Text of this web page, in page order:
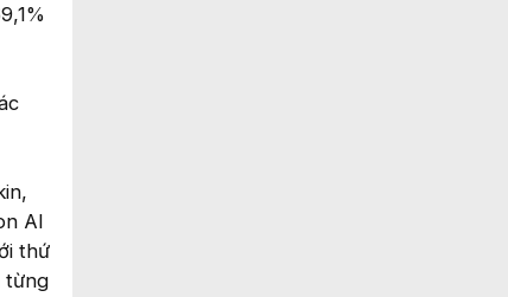
AI
thứ
từng